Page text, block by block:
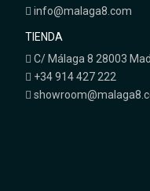
info@malaga8.com
TIENDA
C/ Málaga 8 28003
+34 914 427 222